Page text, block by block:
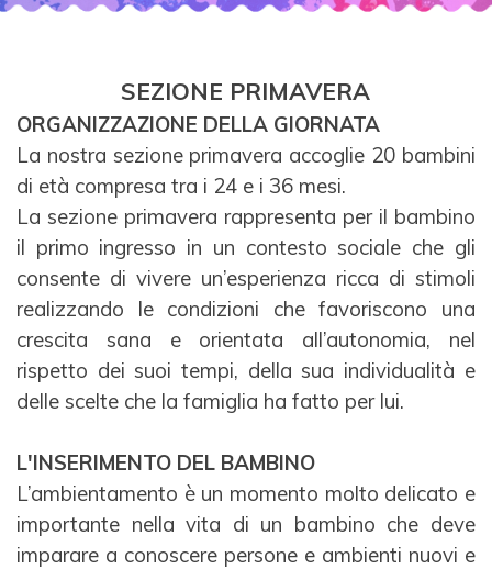
SEZIONE PRIMAVERA
ORGANIZZAZIONE DELLA GIORNATA
La nostra sezione primavera accoglie 20 bambini
di età compresa tra i 24 e i 36 mesi.
La sezione primavera rappresenta per il bambino
il primo ingresso in un contesto sociale che gli
consente di vivere un’esperienza ricca di stimoli
realizzando le condizioni che favoriscono una
crescita sana e orientata all’autonomia, nel
rispetto dei suoi tempi, della sua individualità e
delle scelte che la famiglia ha fatto per lui.
L'INSERIMENTO DEL BAMBINO
L’ambientamento è un momento molto delicato e
importante nella vita di un bambino che deve
imparare a conoscere persone e ambienti nuovi e